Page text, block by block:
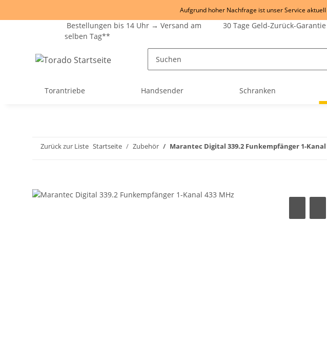
Aufgrund hoher Nachfrage ist unser Service
Bestellungen bis 14 Uhr → Versand am
selben Tag**
30 Tage Geld-Zurück-Garantie
Torantriebe Handsender Schranken
Zurück zur Liste Startseite Zubehör Marantec Digital 339.2 Funkempfänger 1-Kanal